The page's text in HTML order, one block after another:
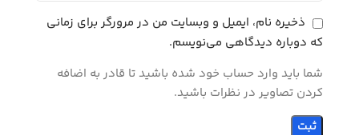
ذخیره نام، ایمیل و وبسایت من در مرورگر برای زمانی
که دوباره دیدگاهی می‌نویسم.
شما باید وارد حساب خود شده باشید تا قادر به اضافه
کردن تصاویر در نظرات باشید.